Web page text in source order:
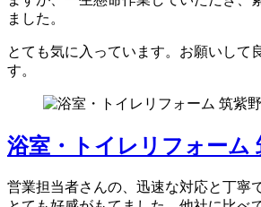
ました。
とても気に入っています。お願いして
す。
浴室・トイレリフォーム
営業担当者さんの、迅速な対応と丁寧